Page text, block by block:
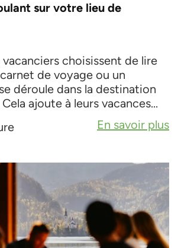
sur votre lieu de
choisissent de lire
de voyage ou un
déroule dans la destination
ajoute à leurs vacances...
En savoir plus